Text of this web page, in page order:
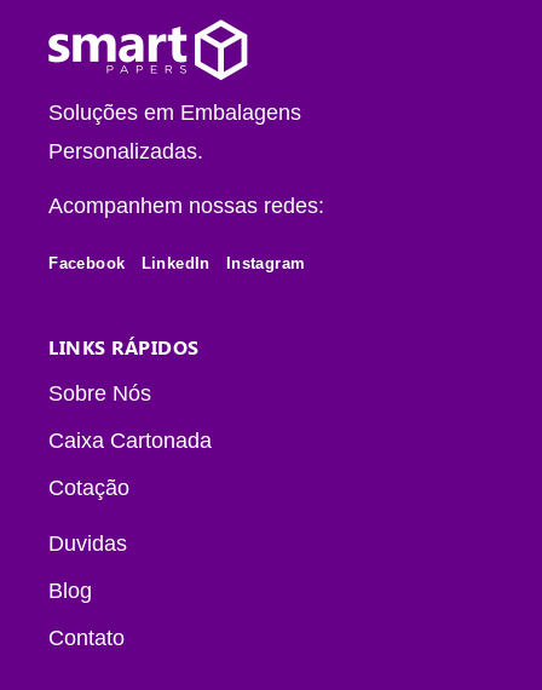
Soluções em Embalagens
Personalizadas.
Acompanhem nossas redes:
Facebook LinkedIn Instagram
LINKS RÁPIDOS
Sobre Nós
Caixa Cartonada
Cotação
Duvidas
Blog
Contato